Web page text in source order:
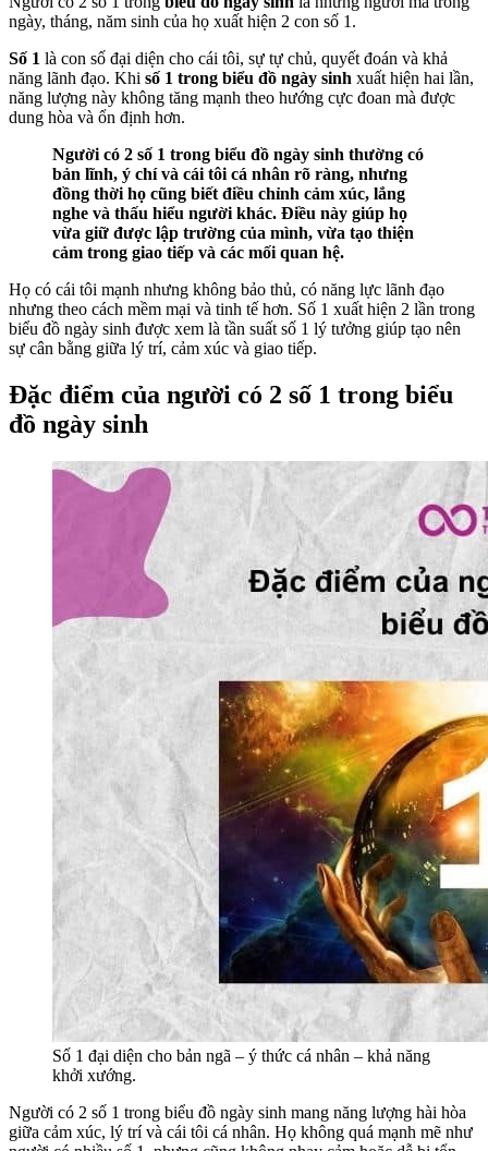
ngày, tháng, năm sinh của họ xuất hiện 2 con số 1.
Số 1 là con số đại diện cho cái tôi, sự tự chủ, quyết đoán và khả
năng lãnh đạo. Khi số 1 trong biểu đồ ngày sinh xuất hiện hai lần,
năng lượng này không tăng mạnh theo hướng cực đoan mà được
dung hòa và ổn định hơn.
Người có 2 số 1 trong biểu đồ ngày sinh thường có
bản lĩnh, ý chí và cái tôi cá nhân rõ ràng, nhưng
đồng thời họ cũng biết điều chỉnh cảm xúc, lắng
nghe và thấu hiểu người khác. Điều này giúp họ
vừa giữ được lập trường của mình, vừa tạo thiện
cảm trong giao tiếp và các mối quan hệ.
Họ có cái tôi mạnh nhưng không bảo thủ, có năng lực lãnh đạo
nhưng theo cách mềm mại và tinh tế hơn. Số 1 xuất hiện 2 lần trong
biểu đồ ngày sinh được xem là tần suất số 1 lý tưởng giúp tạo nên
sự cân bằng giữa lý trí, cảm xúc và giao tiếp.
Đặc điểm của người có 2 số 1 trong biểu
đồ ngày sinh
Số 1 đại diện cho bản ngã – ý thức cá nhân – khả năng
khởi xướng.
Người có 2 số 1 trong biểu đồ ngày sinh mang năng lượng hài hòa
giữa cảm xúc, lý trí và cái tôi cá nhân. Họ không quá mạnh mẽ như